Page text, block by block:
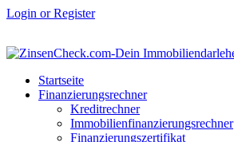
Login or Register
Startseite
Finanzierungsrechner
Kreditrechner
Immobilienfinanzierungsrechner
Finanzierungszertifikat